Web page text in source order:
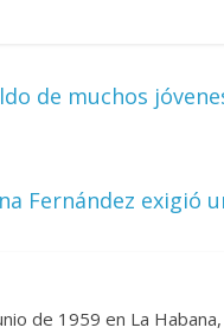
de muchos
Fernández exigió
de 1959 en La
telenovelas
Julio Martínez